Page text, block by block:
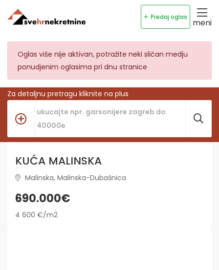
Predaj oglas
meni
Oglas više nije aktivan, potražite neki sličan medju
ponudjenim oglasima pri dnu stranice
Za detaljnu pretragu kliknite na plus
KUĆA MALINSKA
Malinska, Malinska-Dubašnica
690.000€
4 600 €/m2